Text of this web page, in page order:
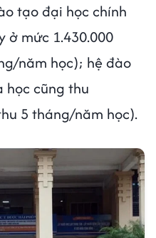
tạo đại học chính
ở mức 1.430.000
năm học); hệ đào
cũng thu
5 tháng/năm học).